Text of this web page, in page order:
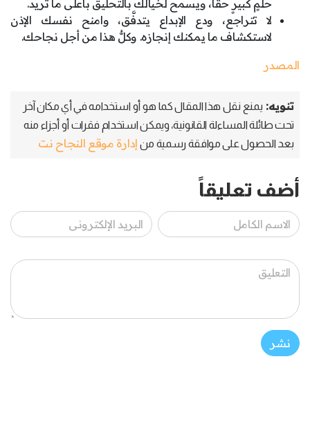
حلمٍ كبيرٍ حقاً، ويسمح لخيالك بالتحليق بأعلى ما تريد.
لا تتراجع، ودع الإبداع يتدفَّق، وامنح نفسك الإذن
لاستكشاف ما يمكنك إنجازه. وكلُّ هذا من أجل نجاحك.
المصدر
تنويه: يمنع نقل هذا المقال كما هو أو استخدامه في أي مكان آخر
تحت طائلة المساءلة القانونية، ويمكن استخدام فقرات أو أجزاء منه
بعد الحصول على موافقة رسمية من إدارة موقع النجاح نت
أضف تعليقاً
نشر